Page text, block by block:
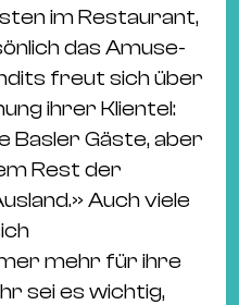
im Restaurant,
das Amuse-
freut sich über
ihrer Klientel:
Basler Gäste, aber
Rest der
Auch viele
mehr für ihre
sei es wichtig,